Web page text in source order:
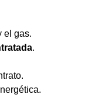
el gas.
.